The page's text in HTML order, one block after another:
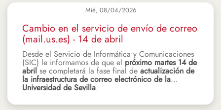
Mié, 08/04/2026
Cambio en el servicio de envío de correo
(mail.us.es) - 14 de abril
Desde el Servicio de Informática y Comunicaciones
(SIC) le informamos de que el próximo martes 14 de
abril se completará la fase final de actualización de
la infraestructura de correo electrónico de la
Universidad de Sevilla.